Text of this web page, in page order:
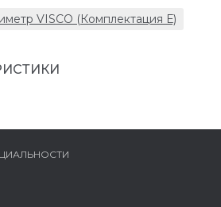
VISCO (Комплектация Е)